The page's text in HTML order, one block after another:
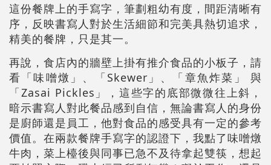
這份餐牌上的手寫字，筆劃粗幼有度，間距清晰有
序，反映書寫人對於生活細節和完美具熱切追求，
精美的餐牌，只是其一。
再說，食店內的牆壁上掛有推介食品的小板子，請
看「味噌燉」、「Skewer」、「章魚炸菜」 與
「Zasai Pickles」，這些字的底部微微往上斜，
暗示書寫人對此餐品感到自信，無論書寫人的身份
是廚師還是員工，他對食品的感受具有一定的參考
價值。在兩款餐牌手寫字的認證下，我點了味噌燉
牛肉，菜上檯後與同事已急不及待拿起雙筷，想起